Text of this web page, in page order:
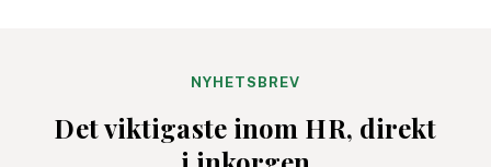
fem bästa tips för ett
NYHETSBREV
Det viktigaste inom HR, direkt